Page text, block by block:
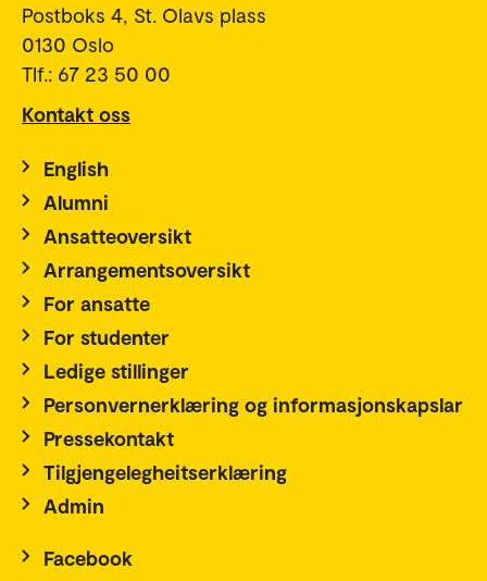
Postboks 4, St. Olavs plass
0130 Oslo
Tlf.: 67 23 50 00
Kontakt oss
English
Alumni
Ansatteoversikt
Arrangementsoversikt
For ansatte
For studenter
Ledige stillinger
Personvernerklæring og informasjonskapslar
Pressekontakt
Tilgjengelegheitserklæring
Admin
Facebook